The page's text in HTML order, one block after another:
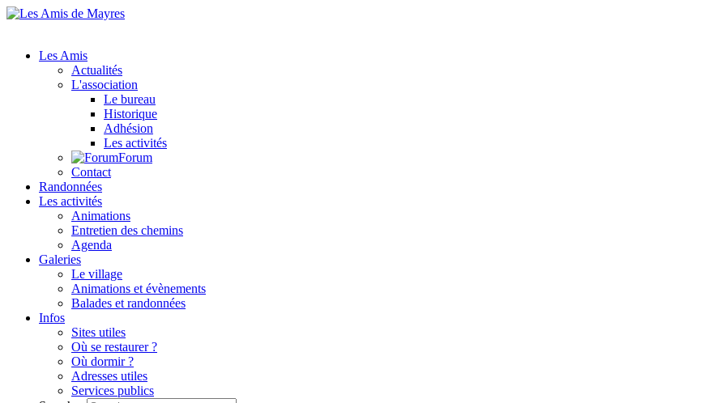
Les Amis
Actualités
L'association
Le bureau
Historique
Adhésion
Les activités
Forum
Contact
Randonnées
Les activités
Animations
Entretien des chemins
Agenda
Galeries
Le village
Animations et évènements
Balades et randonnées
Infos
Sites utiles
Où se restaurer ?
Où dormir ?
Adresses utiles
Services publics